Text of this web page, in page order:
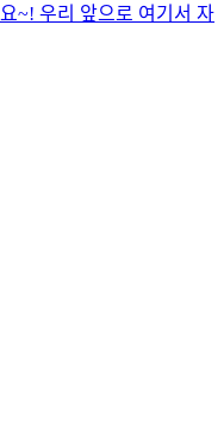
~! 우리 앞으로 여기서 자